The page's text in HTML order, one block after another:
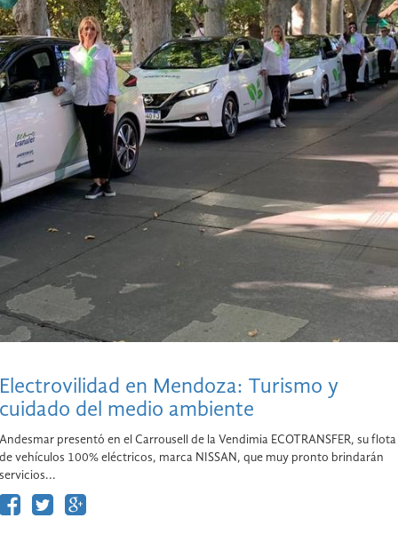
Electrovilidad en Mendoza: Turismo y
cuidado del medio ambiente
Andesmar presentó en el Carrousell de la Vendimia ECOTRANSFER, su flota
de vehículos 100% eléctricos, marca NISSAN, que muy pronto brindarán
servicios...